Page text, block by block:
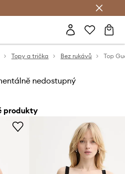
Topy a trička Bez rukávů Top
nedostupný
produkty